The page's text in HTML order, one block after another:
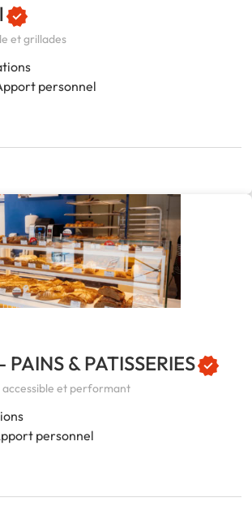
et grillades
personnel
PAINS & PATISSERIES
accessible et performant
personnel